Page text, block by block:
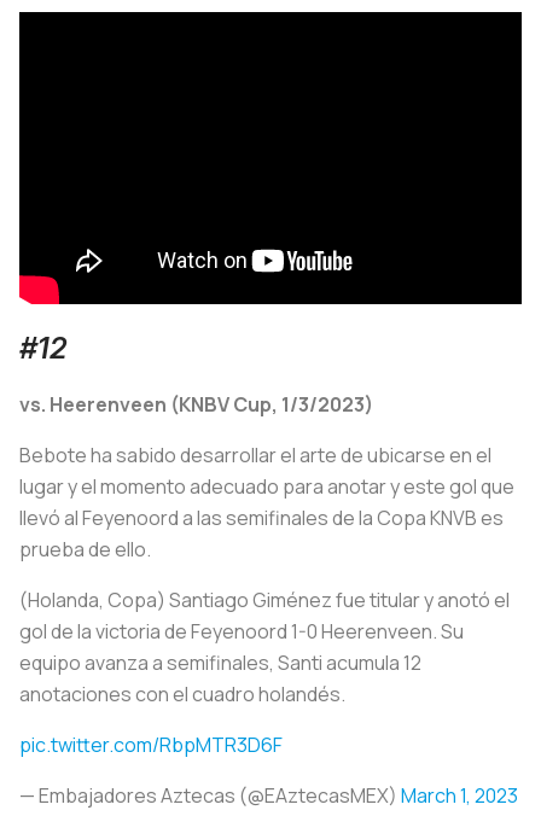
#12
vs. Heerenveen (KNBV Cup, 1/3/2023)
Bebote ha sabido desarrollar el arte de ubicarse en el
lugar y el momento adecuado para anotar y este gol que
llevó al Feyenoord a las semifinales de la Copa KNVB es
prueba de ello.
(Holanda, Copa) Santiago Giménez fue titular y anotó el
gol de la victoria de Feyenoord 1-0 Heerenveen. Su
equipo avanza a semifinales, Santi acumula 12
anotaciones con el cuadro holandés.
pic.twitter.com/RbpMTR3D6F
— Embajadores Aztecas (@EAztecasMEX) March 1, 2023